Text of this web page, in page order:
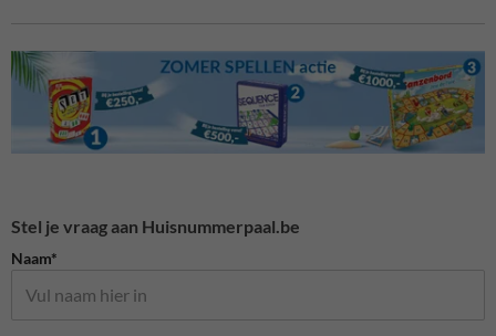
Stel je vraag aan Huisnummerpaal.be
Naam*